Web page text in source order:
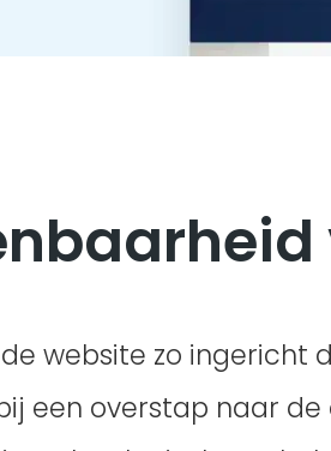
website zo ingericht
een overstap naar